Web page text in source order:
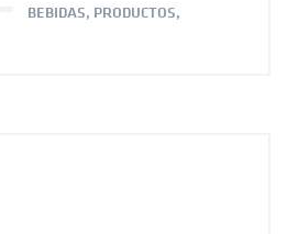
BEBIDAS, PRODUCTOS,